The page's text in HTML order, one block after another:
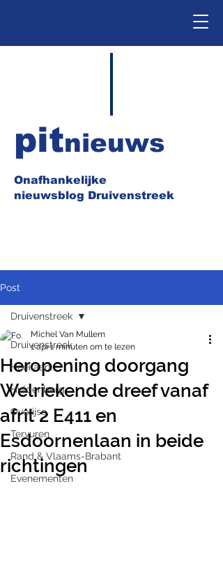
Onafhankelijke
nieuwsblog Druivenstreek
pitnieuws
Post
Druivenstreek
Hoeilaart
Huldenberg
Overijse
Tervuren
Rand & Vlaams-Brabant
Evenementen
Druivenstreek
Heropening doorgang
Welriekende dreef vanaf
afrit 2 E411 en
Esdoornenlaan in beide
richtingen
Michel Van Mullem
1 apr1 minuten om te lezen